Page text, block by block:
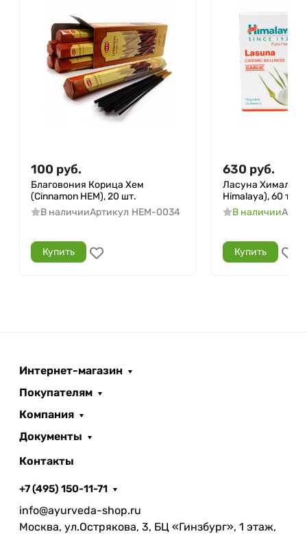
100 руб.
Благовония Корица Хем
(Cinnamon HEM), 20 шт.
В наличииАртикул HEM-0034
Купить
630 руб.
Ласуна Хималая
Himalaya), 60 таб.
В наличии
Купить
Интернет-магазин
Покупателям
Компания
Документы
Контакты
+7 (495) 150-11-71
info@ayurveda-shop.ru
Москва, ул.Острякова, 3, БЦ «Гинзбург», 1 этаж,